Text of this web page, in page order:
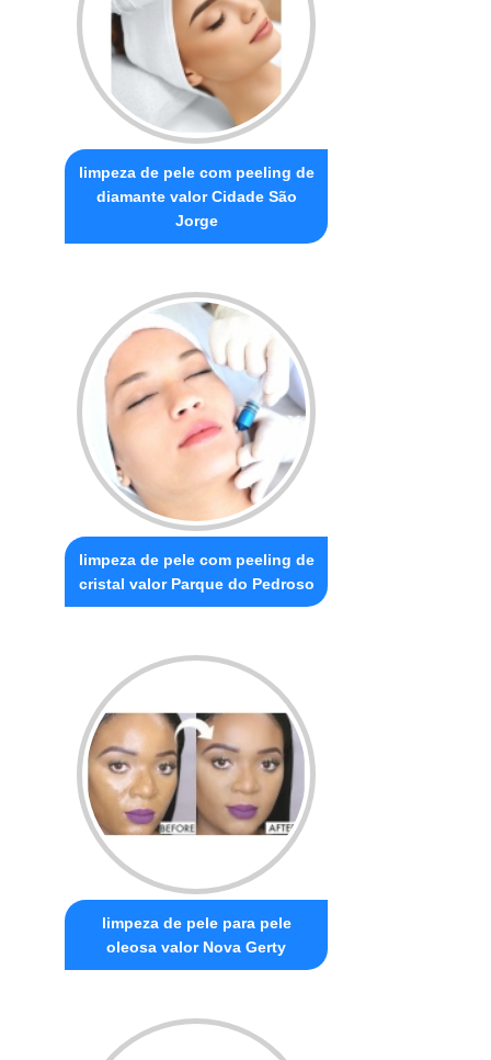
limpeza de pele com peeling de
diamante valor Cidade São
Jorge
limpeza de pele com peeling de
cristal valor Parque do Pedroso
limpeza de pele para pele
oleosa valor Nova Gerty